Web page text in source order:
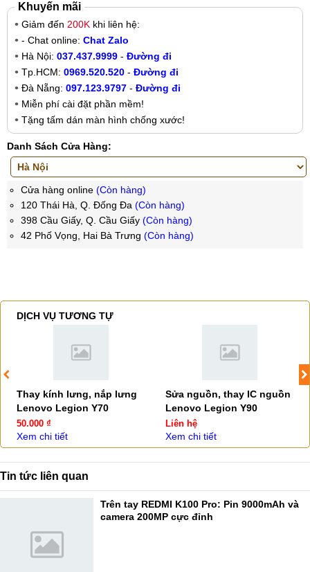
Khuyến mãi
Giảm đến 200K khi liên hệ:
- Chat online: Chat Zalo
Hà Nội: 037.437.9999 - Đường đi
Tp.HCM: 0969.520.520 - Đường đi
Đà Nẵng: 097.123.9797 - Đường đi
Miễn phí cài đặt phần mềm!
Tặng tấm dán màn hình chống xước!
Danh Sách Cửa Hàng:
Cửa hàng online (Còn hàng)
120 Thái Hà, Q. Đống Đa (Còn hàng)
398 Cầu Giấy, Q. Cầu Giấy (Còn hàng)
42 Phố Vọng, Hai Bà Trưng (Còn hàng)
DỊCH VỤ TƯƠNG TỰ
Thay kính lưng, nắp lưng
Lenovo Legion Y70
50.000 ₫
Xem chi tiết
Sửa nguồn, thay IC nguồn
Lenovo Legion Y90
Liên hệ
Xem chi tiết
Tin tức liên quan
Trên tay REDMI K100 Pro: Pin 9000mAh và
camera 200MP cực đỉnh